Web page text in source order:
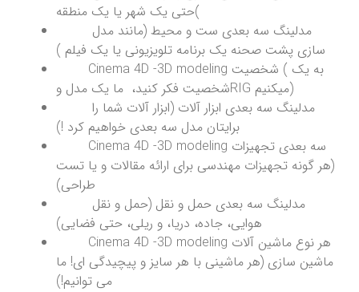
حتی یک شهر یا یک منطقه(
سازی پشت صحنه یک برنامه تلویزیونی یا یک فیلم )
Cinema 4D -3D modeling شخصیت ( به یک
شخصیت فکر کنید، ما یک مدل وRIG میکنیم)
برایتان مدل سه بعدی خواهیم کرد !)
Cinema 4D -3D modeling سه بعدی تجهیزات
(هر گونه تجهیزات مهندسی برای ارائه مقالات و یا تست
طراحی)
هوایی، جاده، دریا، و ریلی، حتی فضایی)
Cinema 4D -3D modeling هر نوع ماشین آلات
ماشین سازی (هر ماشینی با هر سایز و پیچیدگی ای! ما
می توانیم!)